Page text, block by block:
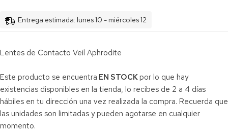
Entrega estimada: lunes 10 - miércoles 12
Lentes de Contacto Veil Aphrodite
Este producto se encuentra EN STOCKpor lo que hay
existencias disponibles en la tienda, lo recibes de 2 a 4 días
hábiles en tu dirección una vez realizada la compra. Recuerda que
las unidades son limitadas y pueden agotarse en cualquier
momento.